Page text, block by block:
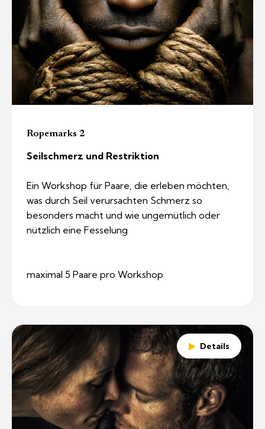
Ropemarks 2
Seilschmerz und Restriktion
Ein Workshop für Paare, die erleben möchten,
was durch Seil verursachten Schmerz so
besonders macht und wie ungemütlich oder
nützlich eine Fesselung
maximal 5 Paare pro Workshop
Details